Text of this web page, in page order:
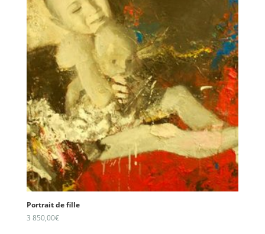
Portrait de fille
3 850,00€